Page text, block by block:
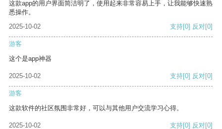
这款app的用户界面简洁明了，使用起来非常容易上手，让我能够快速熟
悉操作。
2025-10-02
支持[0] 反对[0]
游客
这个是app神器
2025-10-02 支持[0] 反对[0]
游客
这款软件的社区氛围非常好，可以与其他用户交流学习心得。
2025-10-02 支持[0] 反对[0]